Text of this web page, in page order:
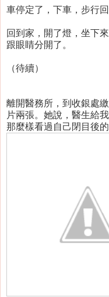
車停定了，下車，步行回
回到家，開了燈，坐下
跟眼睛分開了。
（待續）
離開醫務所，到收銀處
片兩張。她說，醫生給
那麼樣看過自己閉目後